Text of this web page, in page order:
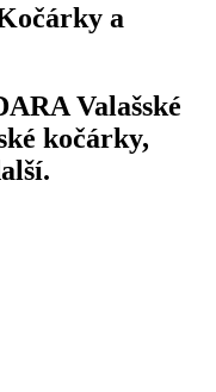
a
Valašské
kočárky,